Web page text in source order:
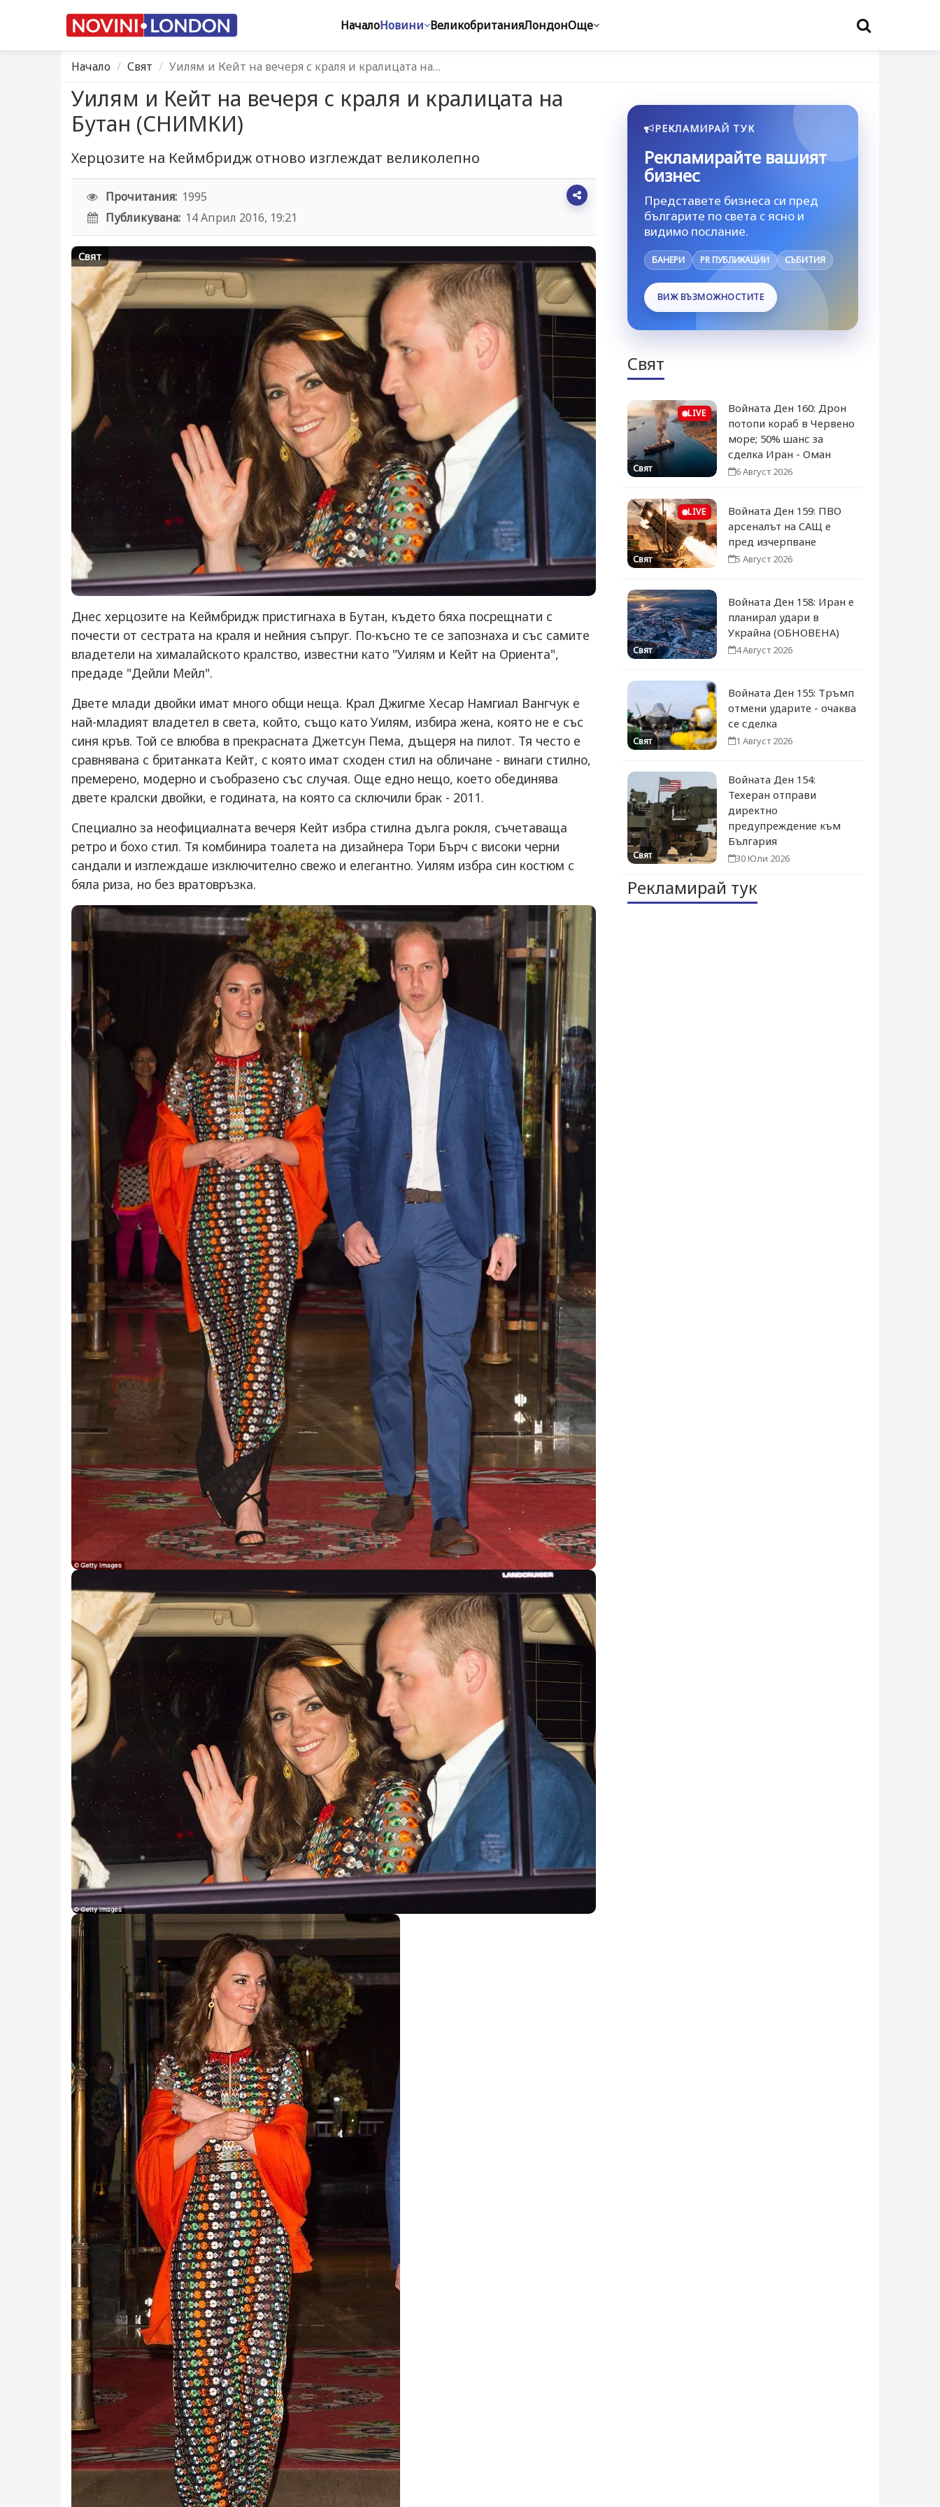
НачалоНовини ВеликобританияЛондонОще
Начало Свят Уилям и Кейт на вечеря с краля и кралицата на…
Уилям и Кейт на вечеря с краля и кралицата на
Бутан (СНИМКИ)
Херцозите на Кеймбридж отново изглеждат великолепно
Прочитания: 1995
Публикувана: 14 Април 2016, 19:21
Свят
Днес херцозите на Кеймбридж пристигнаха в Бутан, където бяха посрещнати с
почести от сестрата на краля и нейния съпруг. По-късно те се запознаха и със самите
владетели на хималайското кралство, известни като "Уилям и Кейт на Ориента",
предаде "Дейли Мейл".
Двете млади двойки имат много общи неща. Крал Джигме Хесар Намгиал Вангчук е
най-младият владетел в света, който, също като Уилям, избира жена, която не е със
синя кръв. Той се влюбва в прекрасната Джетсун Пема, дъщеря на пилот. Тя често е
сравнявана с британката Кейт, с която имат сходен стил на обличане - винаги стилно,
премерено, модерно и съобразено със случая. Още едно нещо, което обединява
двете кралски двойки, е годината, на която са сключили брак - 2011.
Специално за неофициалната вечеря Кейт избра стилна дълга рокля, съчетаваща
ретро и бохо стил. Тя комбинира тоалета на дизайнера Тори Бърч с високи черни
сандали и изглеждаше изключително свежо и елегантно. Уилям избра син костюм с
бяла риза, но без вратовръзка.
РЕКЛАМИРАЙ ТУК
Рекламирайте вашият
бизнес
Представете бизнеса си пред
българите по света с ясно и
видимо послание.
БАНЕРИ PR ПУБЛИКАЦИИ СЪБИТИЯ
ВИЖ ВЪЗМОЖНОСТИТЕ
Свят
LIVE
Свят
Войната Ден 160: Дрон
потопи кораб в Червено
море; 50% шанс за
сделка Иран - Оман
6 Август 2026
LIVE
Свят
Войната Ден 159: ПВО
арсеналът на САЩ е
пред изчерпване
5 Август 2026
Свят
Войната Ден 158: Иран е
планирал удари в
Украйна (ОБНОВЕНА)
4 Август 2026
Свят
Войната Ден 155: Тръмп
отмени ударите - очаква
се сделка
1 Август 2026
Свят
Войната Ден 154:
Техеран отправи
директно
предупреждение към
България
30 Юли 2026
Рекламирай тук